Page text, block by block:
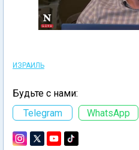
ИЗРАИЛЬ
Будьте с нами:
Telegram
WhatsApp